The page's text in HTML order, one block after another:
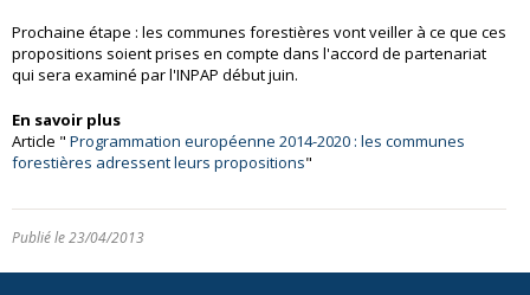
Prochaine étape : les communes forestières vont veiller à ce que ces
propositions soient prises en compte dans l'accord de partenariat
qui sera examiné par l'INPAP début juin.
En savoir plus
Article " Programmation européenne 2014-2020 : les communes
forestières adressent leurs propositions"
Publié le 23/04/2013